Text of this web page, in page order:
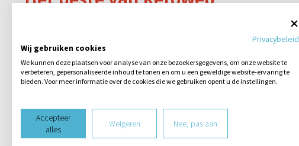
Privacybeleid
Wij gebruiken cookies
We kunnen deze plaatsen voor analyse van onze bezoekersgegevens, om onze website te
verbeteren, gepersonaliseerde inhoud te tonen en om u een geweldige website-ervaring te
bieden. Voor meer informatie over de cookies die we gebruiken opent u de instellingen.
Accepteer
alles
Weigeren Nee, pas aan